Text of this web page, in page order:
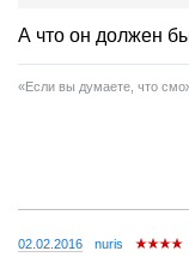
А что он должен
«Если вы думаете, что
02.02.2016 nuris